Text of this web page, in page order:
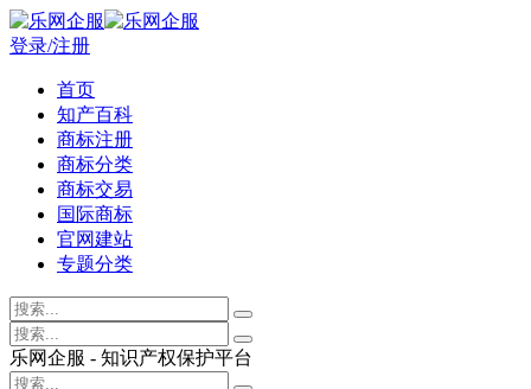
登录/注册
首页
知产百科
商标注册
商标分类
商标交易
国际商标
官网建站
专题分类
乐网企服 - 知识产权保护平台